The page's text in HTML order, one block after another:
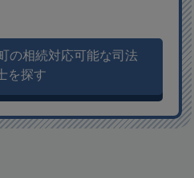
の相続対応可能な司法
を探す